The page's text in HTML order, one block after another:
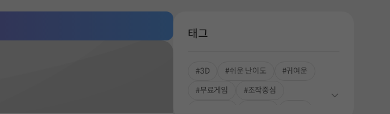
태그
#3D #쉬운 난이도
#귀여운
#무료게임
#조작중심